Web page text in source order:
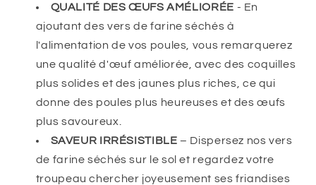
QUALITÉ DES ŒUFS AMÉLIORÉE - En
ajoutant des vers de farine séchés à
l'alimentation de vos poules, vous remarquerez
une qualité d'œuf améliorée, avec des coquilles
plus solides et des jaunes plus riches, ce qui
donne des poules plus heureuses et des œufs
plus savoureux.
SAVEUR IRRÉSISTIBLE – Dispersez nos vers
de farine séchés sur le sol et regardez votre
troupeau chercher joyeusement ses friandises